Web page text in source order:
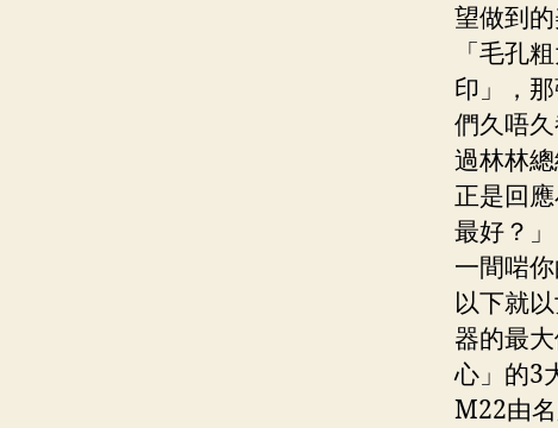
望做到
「毛孔
印」，
們久唔
過林林
正是回
最好？
一間啱
以下就
器的最
心」的3
M22由